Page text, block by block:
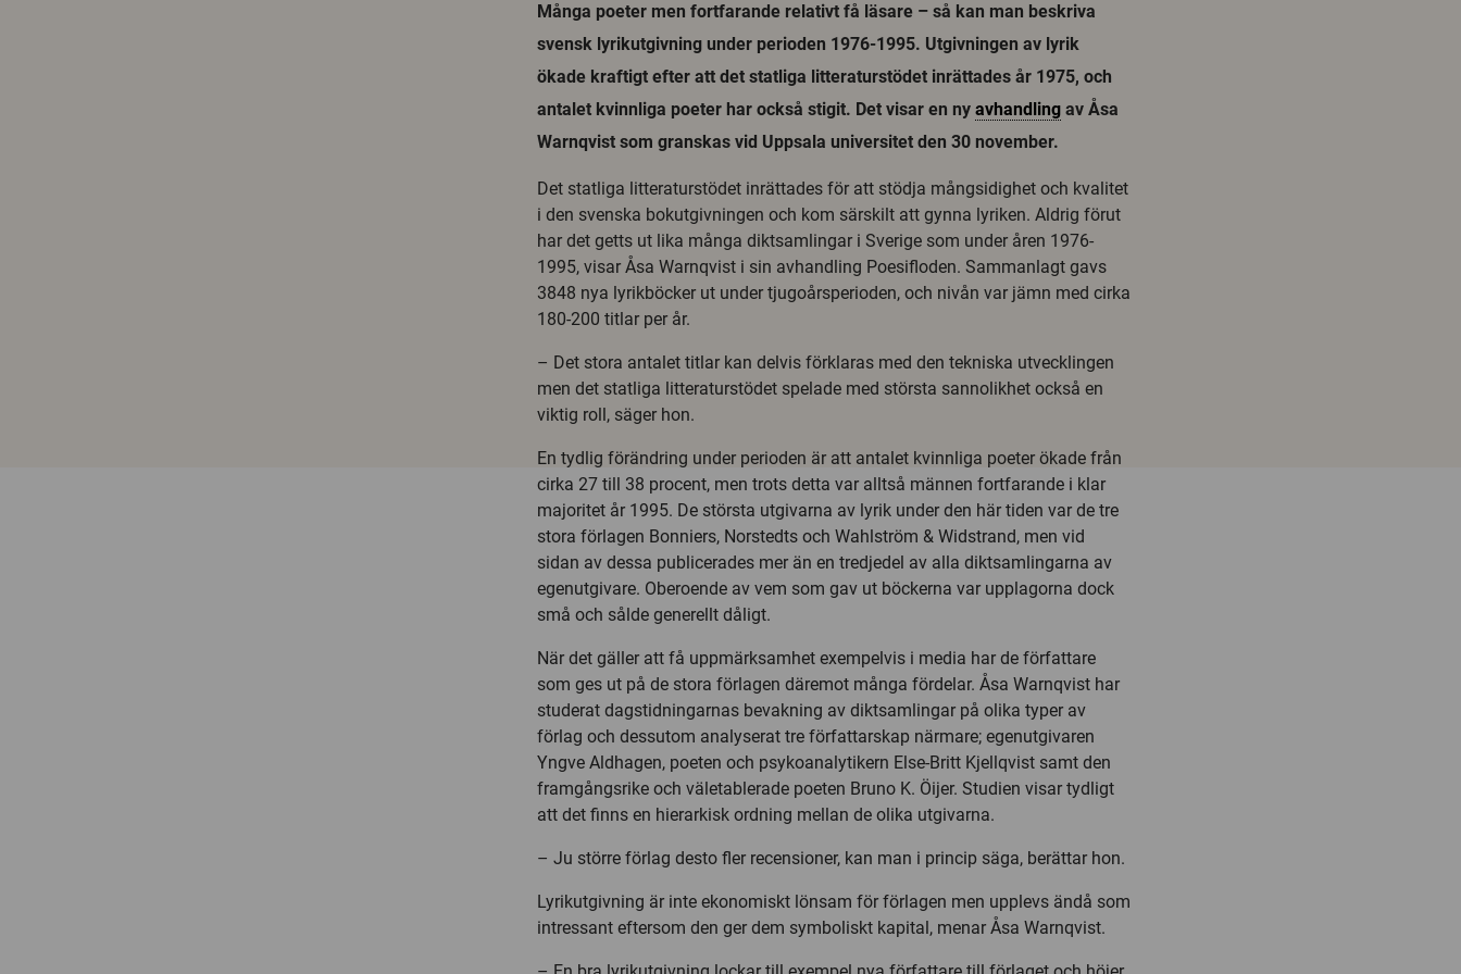
Många poeter men fortfarande relativt få läsare – så kan man beskriva
svensk lyrikutgivning under perioden 1976-1995. Utgivningen av lyrik
ökade kraftigt efter att det statliga litteraturstödet inrättades år 1975, och
antalet kvinnliga poeter har också stigit. Det visar en ny avhandling av Åsa
Warnqvist som granskas vid Uppsala universitet den 30 november.
Det statliga litteraturstödet inrättades för att stödja mångsidighet och kvalitet
i den svenska bokutgivningen och kom särskilt att gynna lyriken. Aldrig förut
har det getts ut lika många diktsamlingar i Sverige som under åren 1976-
1995, visar Åsa Warnqvist i sin avhandling Poesifloden. Sammanlagt gavs
3848 nya lyrikböcker ut under tjugoårsperioden, och nivån var jämn med cirka
180-200 titlar per år.
– Det stora antalet titlar kan delvis förklaras med den tekniska utvecklingen
men det statliga litteraturstödet spelade med största sannolikhet också en
viktig roll, säger hon.
En tydlig förändring under perioden är att antalet kvinnliga poeter ökade från
cirka 27 till 38 procent, men trots detta var alltså männen fortfarande i klar
majoritet år 1995. De största utgivarna av lyrik under den här tiden var de tre
stora förlagen Bonniers, Norstedts och Wahlström & Widstrand, men vid
sidan av dessa publicerades mer än en tredjedel av alla diktsamlingarna av
egenutgivare. Oberoende av vem som gav ut böckerna var upplagorna dock
små och sålde generellt dåligt.
När det gäller att få uppmärksamhet exempelvis i media har de författare
som ges ut på de stora förlagen däremot många fördelar. Åsa Warnqvist har
studerat dagstidningarnas bevakning av diktsamlingar på olika typer av
förlag och dessutom analyserat tre författarskap närmare; egenutgivaren
Yngve Aldhagen, poeten och psykoanalytikern Else-Britt Kjellqvist samt den
framgångsrike och väletablerade poeten Bruno K. Öijer. Studien visar tydligt
att det finns en hierarkisk ordning mellan de olika utgivarna.
– Ju större förlag desto fler recensioner, kan man i princip säga, berättar hon.
Lyrikutgivning är inte ekonomiskt lönsam för förlagen men upplevs ändå som
intressant eftersom den ger dem symboliskt kapital, menar Åsa Warnqvist.